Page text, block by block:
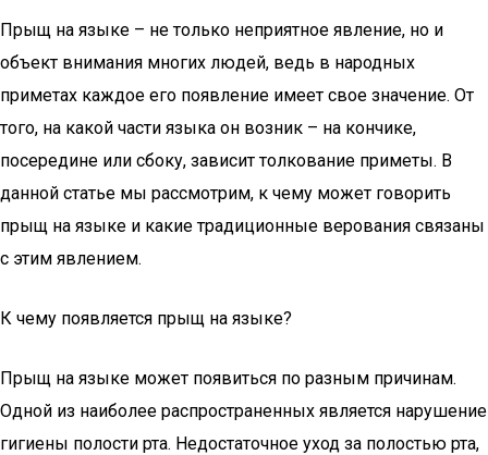
Прыщ на языке – не только неприятное явление, но и
объект внимания многих людей, ведь в народных
приметах каждое его появление имеет свое значение. От
того, на какой части языка он возник – на кончике,
посередине или сбоку, зависит толкование приметы. В
данной статье мы рассмотрим, к чему может говорить
прыщ на языке и какие традиционные верования связаны
с этим явлением.
К чему появляется прыщ на языке?
Прыщ на языке может появиться по разным причинам.
Одной из наиболее распространенных является нарушение
гигиены полости рта. Недостаточное уход за полостью рта,